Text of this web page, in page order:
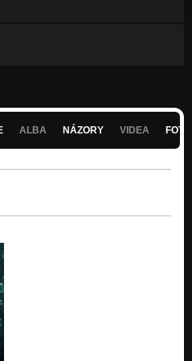
ALBA NÁZORY VIDEA